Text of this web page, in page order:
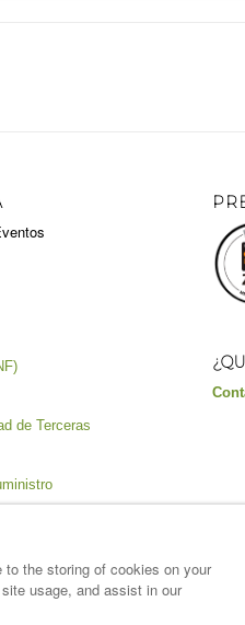
de Terceras
to the storing of cookies on your
usage, and assist in our